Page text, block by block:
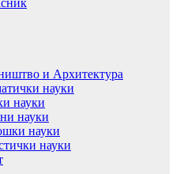
и Архитектура
науки
науки
науки
науки
науки